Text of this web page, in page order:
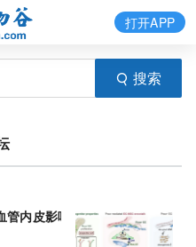
搜索
打开APP
管内皮影响造血干细胞和骨髓移植